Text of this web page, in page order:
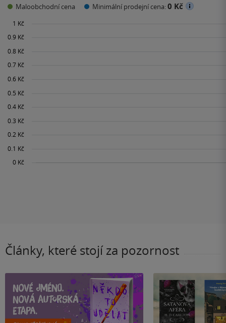
Maloobchodní cena Minimální prodejní cena:0 Kč
Články, které stojí za pozornost